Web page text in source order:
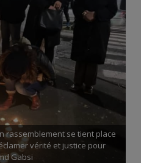
rassemblement se tient place
vérité et justice pour
Gabsi